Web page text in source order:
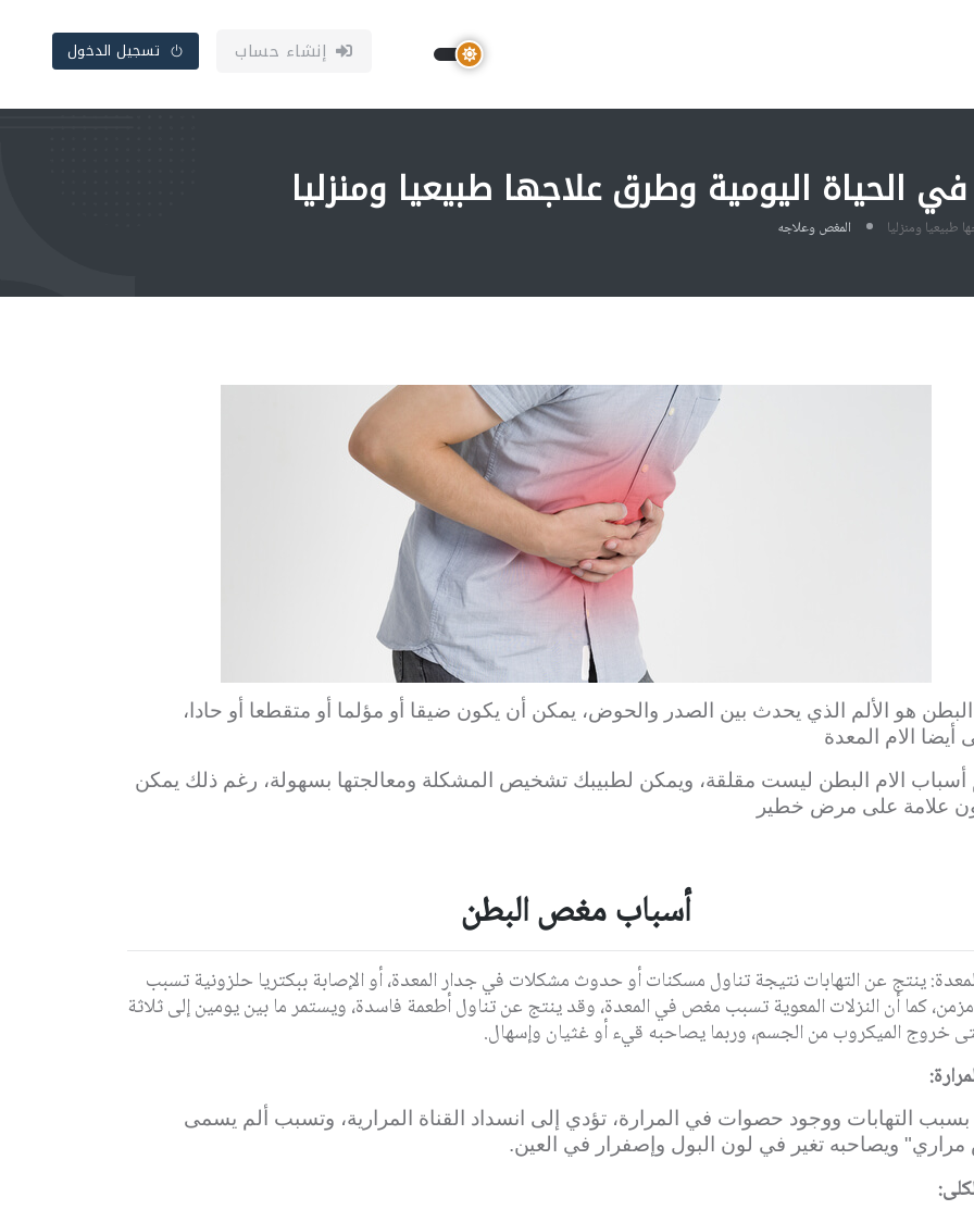
إنشاء حساب تسجيل الدخول
الحياة اليومية وطرق علاجها طبيعيا ومنزليا
طبيعيا ومنزليا المغص وعلاجه
هو الألم الذي يحدث بين الصدر والحوض، يمكن أن يكون ضيقا أو مؤلما أو متقطعا أو حادا،
الام المعدة
الام البطن ليست مقلقة، ويمكن لطبيبك تشخيص المشكلة ومعالجتها بسهولة، رغم ذلك يمكن
علامة على مرض خطير
أسباب مغص البطن
ينتج عن التهابات نتيجة تناول مسكنات أو حدوث مشكلات في جدار المعدة، أو الإصابة ببكتريا حلزونية تسبب
كما أن النزلات المعوية تسبب مغص في المعدة، وقد ينتج عن تناول أطعمة فاسدة، ويستمر ما بين يومين إلى ثلاثة
خروج الميكروب من الجسم، وربما يصاحبه قيء أو غثيان وإسهال.
التهابات ووجود حصوات في المرارة، تؤدي إلى انسداد القناة المرارية، وتسبب ألم يسمى
ويصاحبه تغير في لون البول وإصفرار في العين.